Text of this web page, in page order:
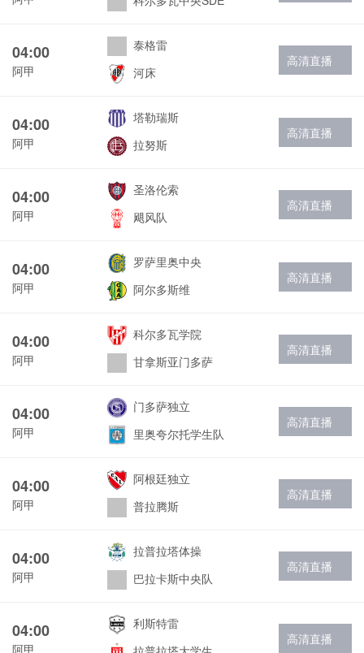
04:00
阿甲
泰格雷
河床
高清直播
04:00
阿甲
塔勒瑞斯
拉努斯
高清直播
04:00
阿甲
圣洛伦索
飓风队
高清直播
04:00
阿甲
罗萨里奥中央
阿尔多斯维
高清直播
04:00
阿甲
科尔多瓦学院
甘拿斯亚门多萨
高清直播
04:00
阿甲
门多萨独立
里奥夸尔托学生队
高清直播
04:00
阿甲
阿根廷独立
普拉腾斯
高清直播
04:00
阿甲
拉普拉塔体操
巴拉卡斯中央队
高清直播
04:00
阿甲
利斯特雷
高清直播